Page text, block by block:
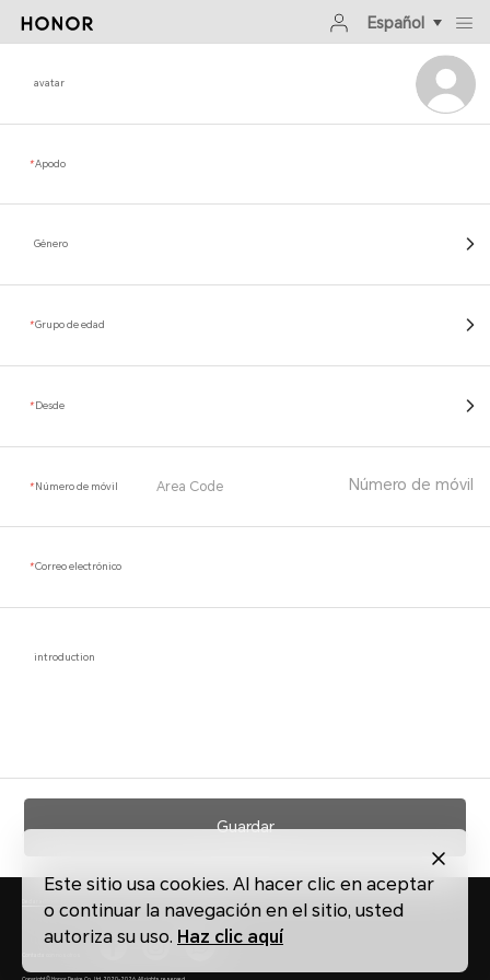
Español
avatar
* Apodo
Género
* Grupo de edad
* Desde
* Número de móvil Area Code
* Correo electrónico
introduction
Guardar
Este sitio usa cookies. Al hacer clic en aceptar
o continuar la navegación en el sitio, usted
autoriza su uso. Haz clic aquí